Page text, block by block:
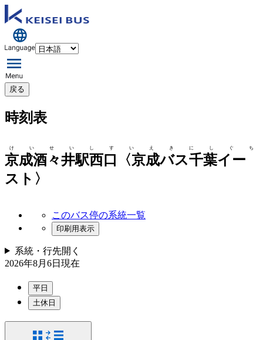
戻る
時刻表
京成酒々井駅西口〈京成バス千葉イー
スト〉
けいせいしすいえきにしぐち
このバス停の系統一覧
印刷用表示
系統・行先開く
2026年8月6日 現在
平日
土休日